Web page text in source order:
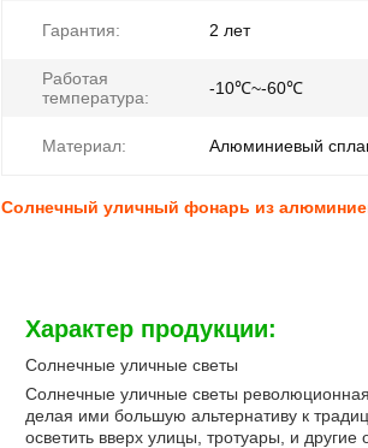
Гарантия: 2 лет
Работая
температура:
-10℃~-60℃
Материал: Алюминиевый
Солнечный уличный фонарь из
Характер продукции:
Солнечные уличные светы
Солнечные уличные светы
делая ими большую альтернативу к
осветить вверх улицы, тротуары, и